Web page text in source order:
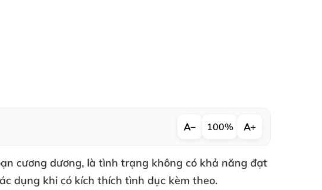
− 100% +
cương dương, là tình trạng không có khả năng đạt
dụng khi có kích thích tình dục kèm theo.